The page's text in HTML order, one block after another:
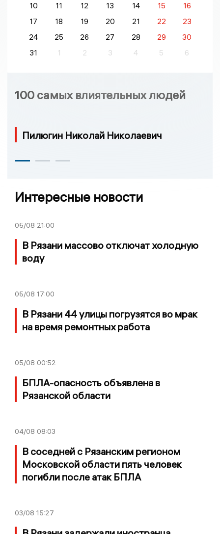
10
11 12 13 14 15
16
17
18 19 20 21 22
23
24
25 26 27 28 29
30
31
1 2 3 4 5 6
100 самых влиятельных людей
Пилюгин Николай Николаевич
Интересные новости
05/08 21:00
В Рязани массово отключат холодную
воду
05/08 17:00
В Рязани 44 улицы погрузятся во мрак
на время ремонтных работа
05/08 00:52
БПЛА-опасность объявлена в
Рязанской области
04/08 08:03
В соседней с Рязанским регионом
Московской области пять человек
погибли после атак БПЛА
03/08 15:27